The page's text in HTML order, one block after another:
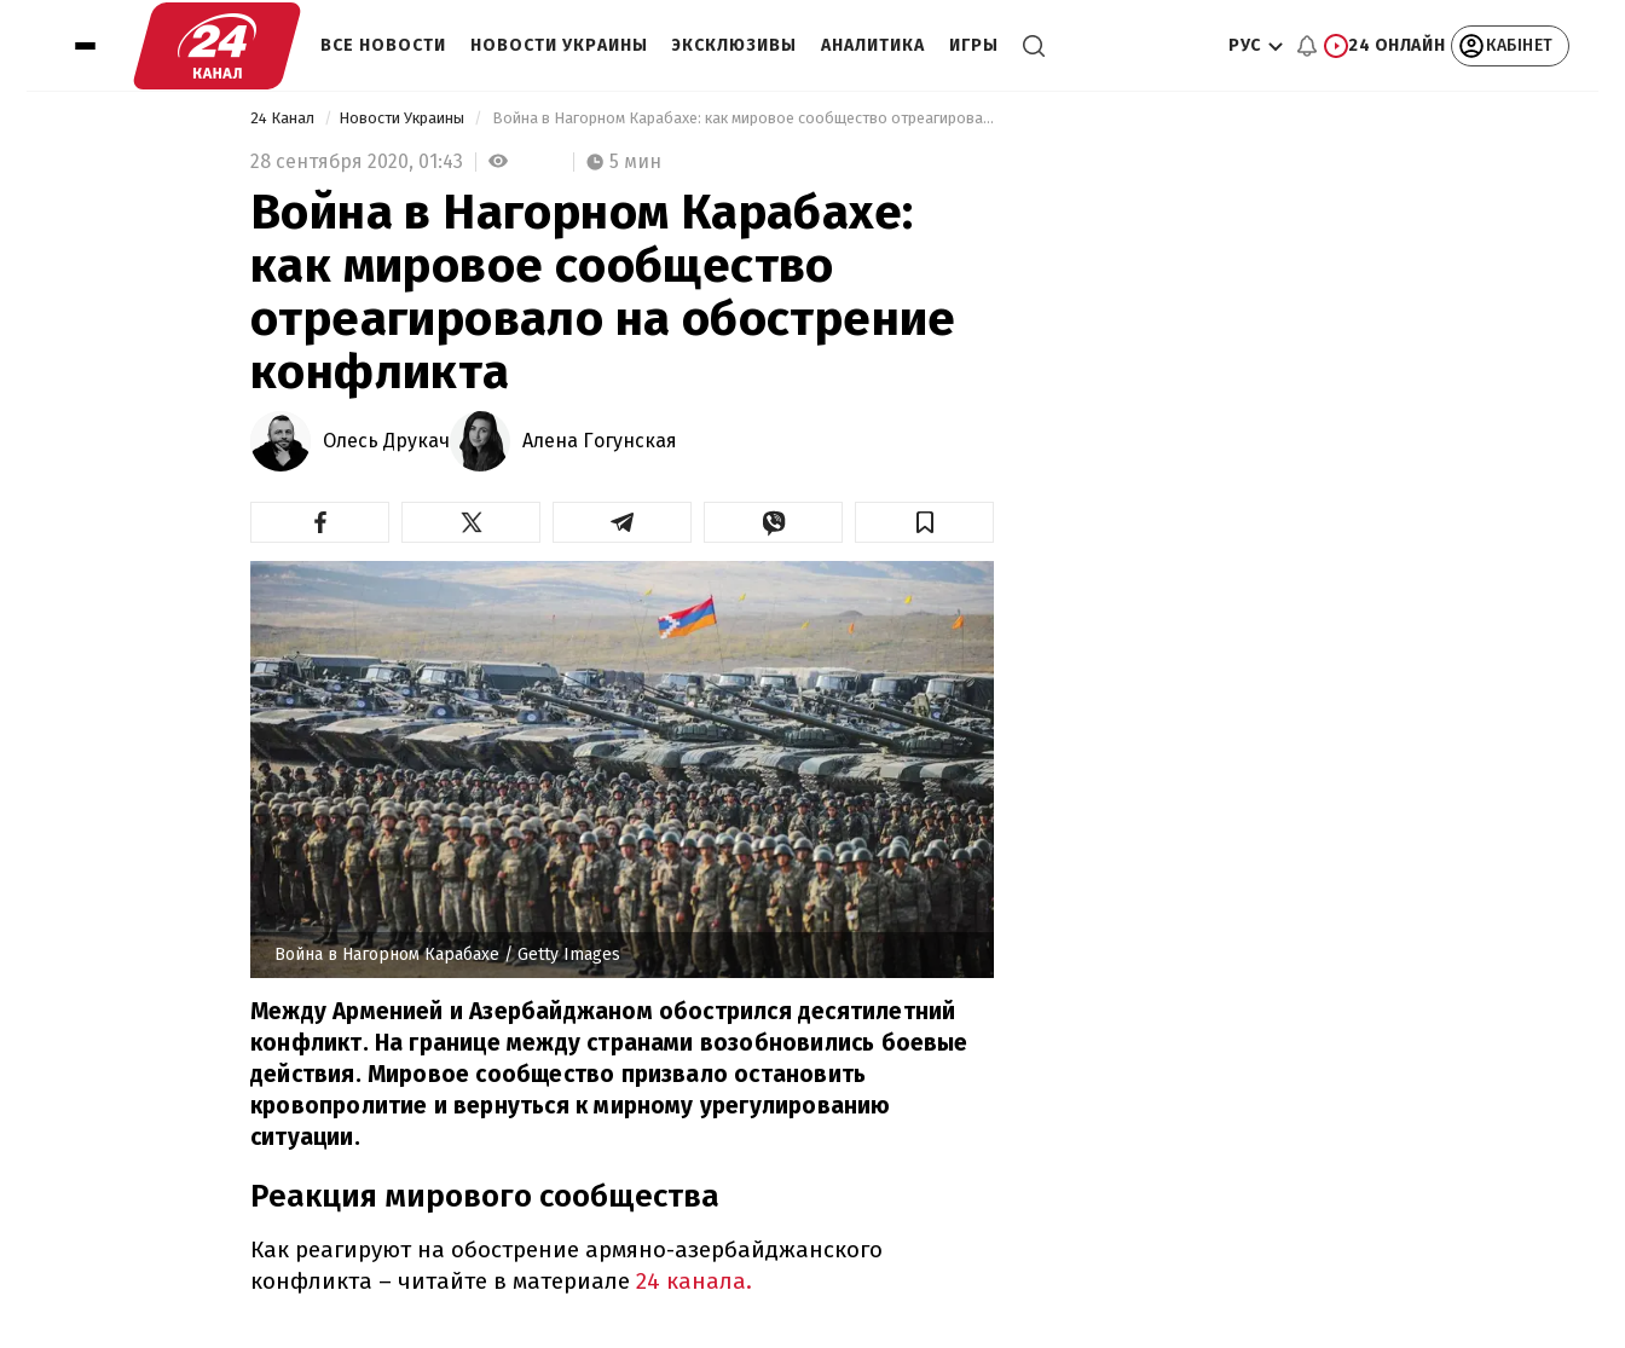
ВСЕ НОВОСТИ НОВОСТИ УКРАИНЫ ЭКСКЛЮЗИВЫ АНАЛИТИКА ИГРЫ РУС 24 ОНЛАЙН КАБІНЕТ
24 Канал Новости Украины Война в Нагорном Карабахе: как мировое сообщество отреагировало на обострение конфликта
28 сентября 2020, 01:43 5 мин
Война в Нагорном Карабахе:
как мировое сообщество
отреагировало на обострение
конфликта
Олесь Друкач Алена Гогунская
Война в Нагорном Карабахе / Getty Images
Между Арменией и Азербайджаном обострился десятилетний
конфликт. На границе между странами возобновились боевые
действия. Мировое сообщество призвало остановить
кровопролитие и вернуться к мирному урегулированию
ситуации.
Реакция мирового сообщества
Как реагируют на обострение армяно-азербайджанского
конфликта – читайте в материале 24 канала.